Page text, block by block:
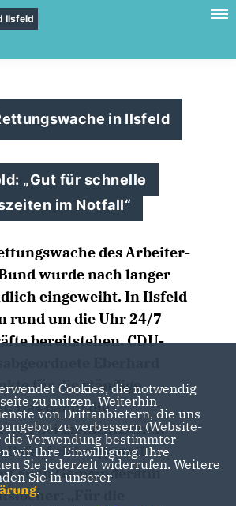
Ilsfeld
in Ilsfeld
„Gut für schnelle
im Notfall“
des Arbeiter-
wurde nach langer
eingeweiht. In Ilsfeld
rund um die Uhr 24/7
bereitstehen. CDU-
Eberhard
für die ständige
Das damit die
bei medizinischen
Ilsfeld sichergestellt
auch Gemeinderätin
„Für die
Cookies, die notwendig
zu nutzen. Weiterhin
von Drittanbietern, die uns
zu verbessern (Website-
Verwendung bestimmter
wir Ihre Einwilligung. Ihre
Sie jederzeit widerrufen. Weitere
Sie in unserer
.